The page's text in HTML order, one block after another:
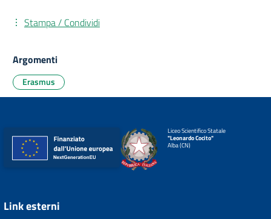
Stampa / Condividi
Argomenti
Erasmus
Liceo Scientifico Statale
"Leonardo Cocito"
Alba (CN)
Link esterni